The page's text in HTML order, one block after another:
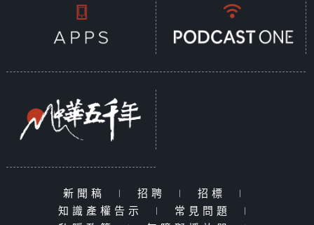
新聞稿 | 招聘 | 招標
|
知識產權告示
| 常見問題
|